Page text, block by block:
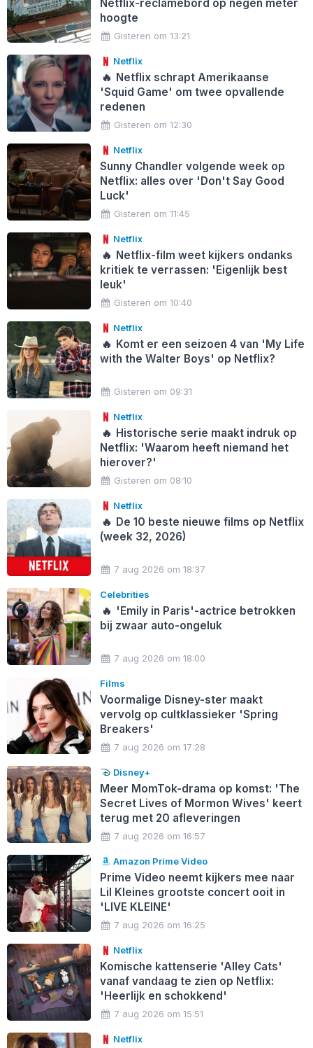
Netflix-reclamebord op negen meter
hoogte
Gisteren om 13:21
Netflix
🔥 Netflix schrapt Amerikaanse
'Squid Game' om twee opvallende
redenen
Gisteren om 12:30
Netflix
Sunny Chandler volgende week op
Netflix: alles over 'Don't Say Good
Luck'
Gisteren om 11:45
Netflix
🔥 Netflix-film weet kijkers ondanks
kritiek te verrassen: 'Eigenlijk best
leuk'
Gisteren om 10:40
Netflix
🔥 Komt er een seizoen 4 van 'My Life
with the Walter Boys' op Netflix?
Gisteren om 09:31
Netflix
🔥 Historische serie maakt indruk op
Netflix: 'Waarom heeft niemand het
hierover?'
Gisteren om 08:10
Netflix
🔥 De 10 beste nieuwe films op Netflix
(week 32, 2026)
7 aug 2026 om 18:37
Celebrities
🔥 'Emily in Paris'-actrice betrokken
bij zwaar auto-ongeluk
7 aug 2026 om 18:00
Films
Voormalige Disney-ster maakt
vervolg op cultklassieker 'Spring
Breakers'
7 aug 2026 om 17:28
Disney+
Meer MomTok-drama op komst: 'The
Secret Lives of Mormon Wives' keert
terug met 20 afleveringen
7 aug 2026 om 16:57
Amazon Prime Video
Prime Video neemt kijkers mee naar
Lil Kleines grootste concert ooit in
'LIVE KLEINE'
7 aug 2026 om 16:25
Netflix
Komische kattenserie 'Alley Cats'
vanaf vandaag te zien op Netflix:
'Heerlijk en schokkend'
7 aug 2026 om 15:51
Netflix